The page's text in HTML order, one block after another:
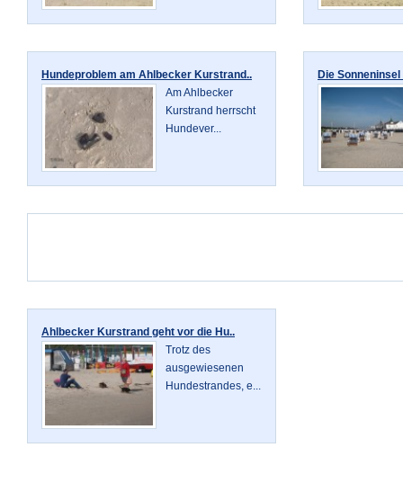
Hundeproblem am Ahlbecker Kurstrand..
Am Ahlbecker
Kurstrand herrscht
Hundever...
Die
Ahlbecker Kurstrand geht vor die Hu..
Trotz des
ausgewiesenen
Hundestrandes, e...